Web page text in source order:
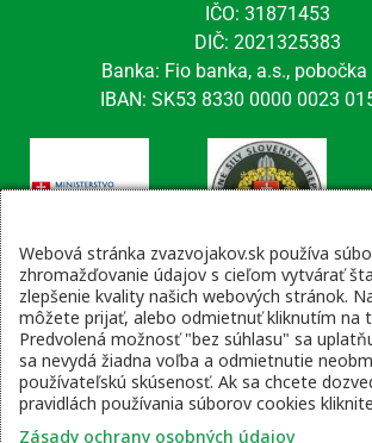
IČO: 31871453
DIČ: 2021325383
Banka: Fio banka, a.s., pobočka
IBAN: SK53 8330 0000 0023
Kontaktné
email: tajomnik@zvsr.sk
telefón: 0908535335
vojenská linka: 0960 333
Webová stránka zvazvojakov.sk používa
zhromažďovanie údajov s cieľom vytvárať
zlepšenie kvality našich webových stránok.
môžete prijať, alebo odmietnuť kliknutím na
Predvolená možnosť "bez súhlasu" sa
sa nevydá žiadna voľba a odmietnutie
používateľskú skúsenosť. Ak sa chcete
pravidlách používania súborov cookies
Zásady ochrany osobných údajov